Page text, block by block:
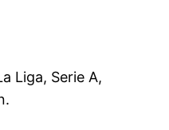
Liga, Serie A,